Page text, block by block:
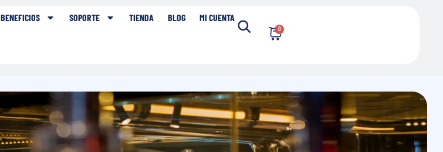
BENEFICIOS SOPORTE TIENDA BLOG
MI CUENTA
0